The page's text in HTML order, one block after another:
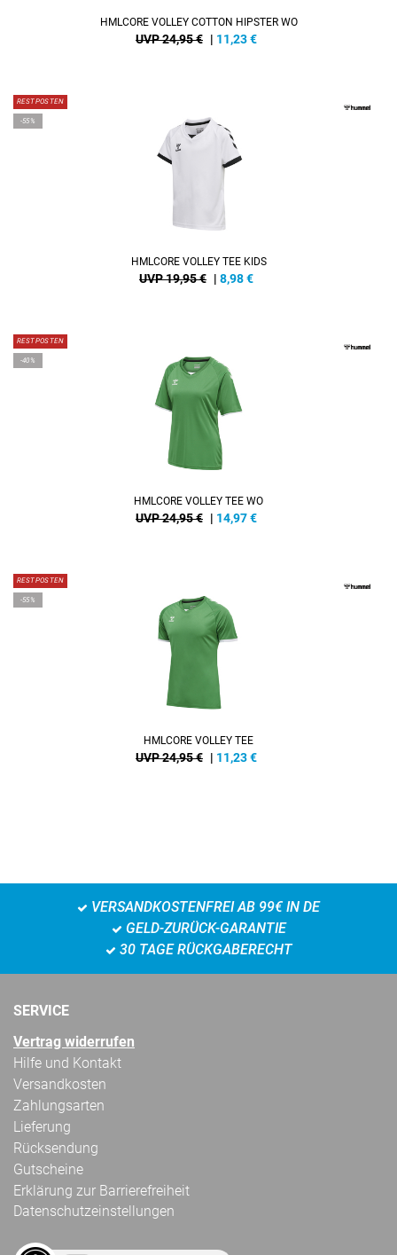
HMLCORE VOLLEY COTTON HIPSTER WO
UVP 24,95 € | 11,23€
RESTPOSTEN
-55%
HMLCORE VOLLEY TEE KIDS
UVP 19,95 € | 8,98€
RESTPOSTEN
-40%
HMLCORE VOLLEY TEE WO
UVP 24,95 € | 14,97€
RESTPOSTEN
-55%
HMLCORE VOLLEY TEE
UVP 24,95 € | 11,23€
VERSANDKOSTENFREI AB 99€ IN DE
GELD-ZURÜCK-GARANTIE
30 TAGE RÜCKGABERECHT
SERVICE
Vertrag widerrufen
Hilfe und Kontakt
Versandkosten
Zahlungsarten
Lieferung
Rücksendung
Gutscheine
Erklärung zur Barrierefreiheit
Datenschutzeinstellungen